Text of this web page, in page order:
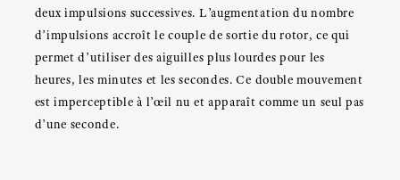
deux impulsions successives. L’augmentation du nombre
d’impulsions accroît le couple de sortie du rotor, ce qui
permet d’utiliser des aiguilles plus lourdes pour les
heures, les minutes et les secondes. Ce double mouvement
est imperceptible à l’œil nu et apparaît comme un seul pas
d’une seconde.